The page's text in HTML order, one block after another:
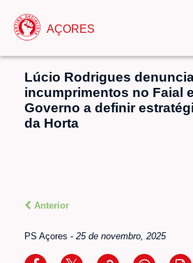
AÇORES
Lúcio Rodrigues
incumprimentos no Faial
Governo a definir
da Horta
Anterior
PS Açores - 25 de novembro, 2025